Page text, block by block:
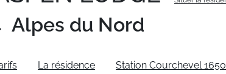
Alpes du Nord
La résidence Station Courchevel 1650